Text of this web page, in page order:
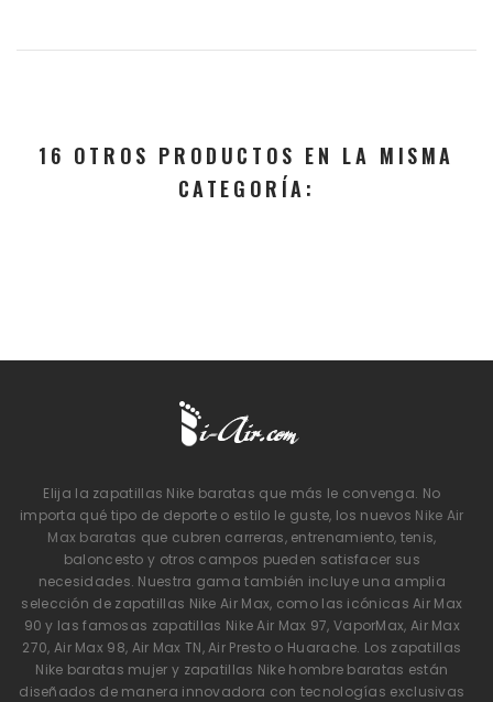
16 OTROS PRODUCTOS EN LA MISMA
CATEGORÍA:
Elija la zapatillas Nike baratas que más le convenga. No
importa qué tipo de deporte o estilo le guste, los nuevos Nike Air
Max baratas que cubren carreras, entrenamiento, tenis,
baloncesto y otros campos pueden satisfacer sus
necesidades. Nuestra gama también incluye una amplia
selección de zapatillas Nike Air Max, como las icónicas Air Max
90 y las famosas zapatillas Nike Air Max 97, VaporMax, Air Max
270, Air Max 98, Air Max TN, Air Presto o Huarache. Los zapatillas
Nike baratas mujer y zapatillas Nike hombre baratas están
diseñados de manera innovadora con tecnologías exclusivas